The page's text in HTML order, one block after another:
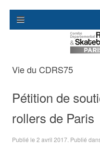
Vie du CDRS75
Pétition de
rollers de Paris
Publié le 2 avril 2017 . Publié